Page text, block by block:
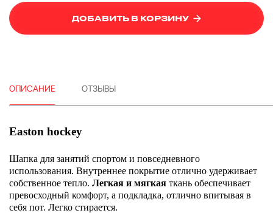
ДОБАВИТЬ В КОРЗИНУ
ОПИСАНИЕ ОТЗЫВЫ
Еaston hockey
Шапка для занятий спортом и повседневного
использования. Внутреннее покрытие отлично удерживает
собственное тепло. Легкая и мягкая ткань обеспечивает
превосходный комфорт, а подкладка, отлично впитывая в
себя пот. Легко стирается.